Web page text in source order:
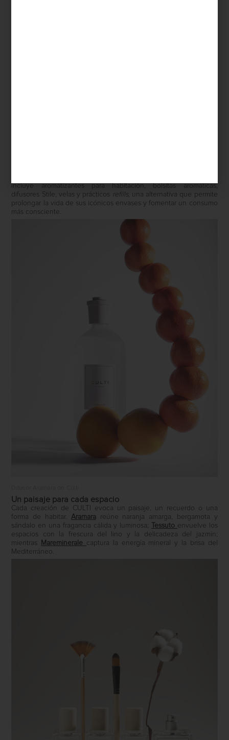
incluye aromatizantes para habitación, bolsitas aromáticas,
difusores Stile, velas y prácticos refills, una alternativa que permite
prolongar la vida de sus icónicos envases y fomentar un consumo
más consciente.
Un paisaje para cada espacio
Cada creación de CULTI evoca un paisaje, un recuerdo o una
forma de habitar. Aramara
reúne naranja amarga, bergamota y
sándalo en una fragancia cálida y luminosa;
Tessuto envuelve los
espacios con la frescura del lino y la delicadeza del jazmín;
mientras
Mareminerale captura la energía mineral y la brisa del
Mediterráneo.